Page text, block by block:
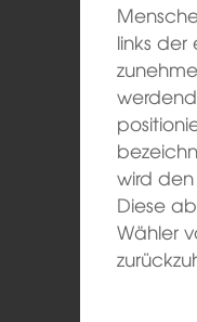
links
wird
Diese
Wähler